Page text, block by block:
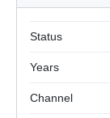
Status
Years
Channel